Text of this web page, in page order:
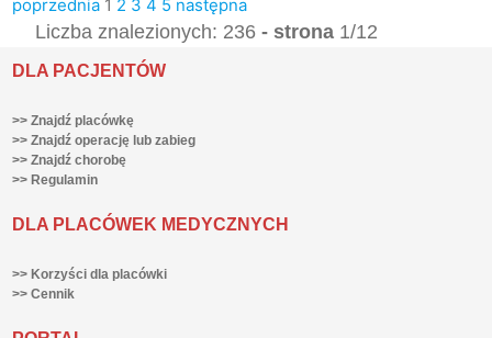
poprzednia 1 2 3 4 5 następna
Liczba znalezionych: 236- strona 1/12
DLA PACJENTÓW
>> Znajdź placówkę
>> Znajdź operację lub zabieg
>> Znajdź chorobę
>> Regulamin
DLA PLACÓWEK MEDYCZNYCH
>> Korzyści dla placówki
>> Cennik